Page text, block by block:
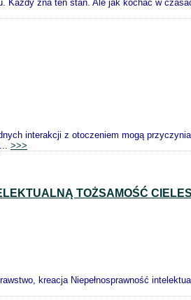
Każdy zna ten stan. Ale jak kochać w
interakcji z otoczeniem mogą
>>>
TOŻSAMOŚĆ
kreacja Niepełnosprawność